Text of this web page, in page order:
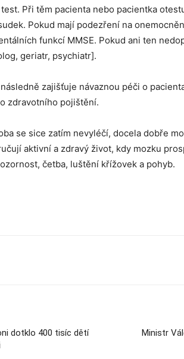
Při těm pacienta nebo pacientka
Pokud mají podezření na
funkcí MMSE. Pokud ani ten
geriatr, psychiatr].
zajišťuje návaznou péči o
zdravotního pojištění.
se sice zatím nevyléčí, docela dobře
aktivní a zdravý život, kdy mozku
četba, luštění křížovek a pohyb.
dotklo 400 tisíc dětí
Ministr